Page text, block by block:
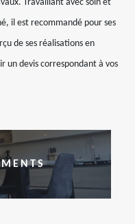
Travaillant avec soin et
il est recommandé pour ses
de ses réalisations en
un devis correspondant à vos